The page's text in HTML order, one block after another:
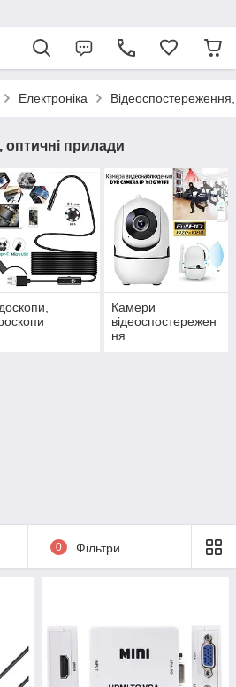
Електроніка
оптичні прилади
Камери
відеоспостережен
ня
0 Фільтри